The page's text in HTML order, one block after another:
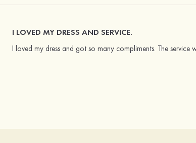
I LOVED MY DRESS AND SERVICE.
I loved my dress and got so many compliments. The service